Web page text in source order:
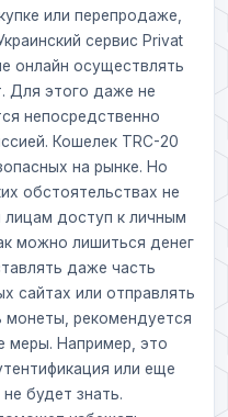
или перепродаже,
сервис Privat
онлайн осуществлять
Для этого даже не
непосредственно
Кошелек TRC-20
на рынке. Но
обстоятельствах не
лицам доступ к личным
можно лишиться денег
даже часть
сайтах или отправлять
рекомендуется
меры. Например, это
или еще
будет знать.